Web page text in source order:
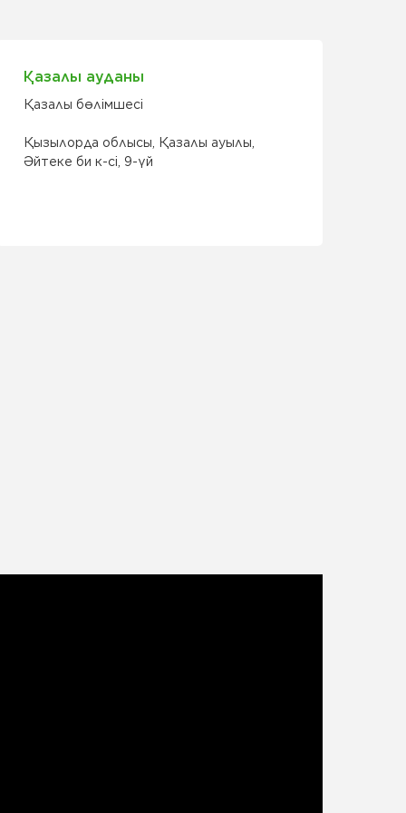
Қазалы ауданы
Қазалы бөлімшесі
Қызылорда облысы, Қазалы ауылы,
Әйтеке би к-сі, 9-үй